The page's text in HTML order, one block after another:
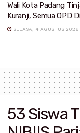
Wali Kota Padang
Kuranji, Semua OPD
SELASA, 4 AGUSTUS 2026
53 Siswa